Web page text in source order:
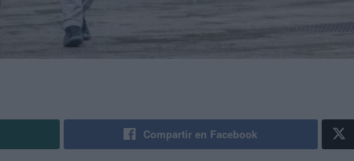
Compartir en Facebook